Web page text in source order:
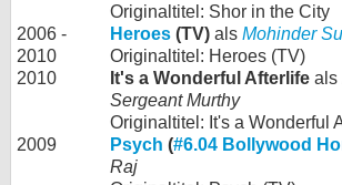
Originaltitel: Shor in the City
2006 -
2010
Heroes (TV) als Mohinder
Originaltitel: Heroes (TV)
2010
It's a Wonderful Afterlife als
Sergeant Murthy
Originaltitel: It's a Wonderful
2009
Psych (#6.04 Bollywood
Raj